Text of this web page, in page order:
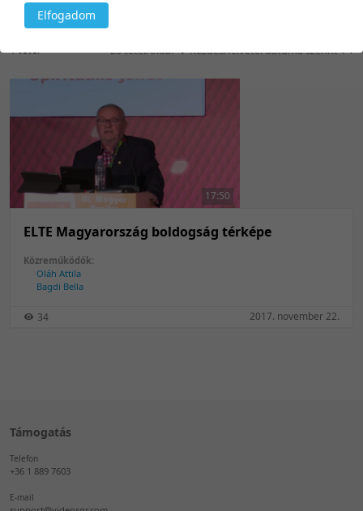
Kezdés/felvétel dátuma szerint
Relevancia szerint
Utolsó módosítás szerint
Utolsó módosítás szerint
1 tétel
20 tétel/oldal
5 tétel/oldal
10 tétel/oldal
20 tétel/oldal
50 tétel/oldal
100 tétel/oldal
17:50
ELTE Magyarország boldogság térképe
Közreműködők:
Oláh Attila
Bagdi Bella
34 2017. november 22.
Támogatás
Telefon
+36 1 889 7603
E-mail
Elfogadom